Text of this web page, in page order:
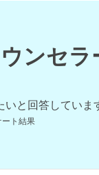
ンセラ
と回答していま
ト結果